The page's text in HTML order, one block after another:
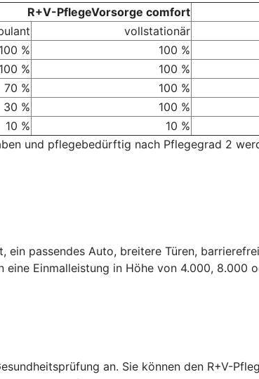
R+V-PflegeVorsorge comfort
vollstationär
100 % 100 %
100 % 100 %
70 % 100 %
30 % 100 %
10 % 10 %
und pflegebedürftig nach Pflegegrad 2
passendes Auto, breitere Türen,
Einmalleistung in Höhe von 4.000, 8.000
an. Sie können den R+V-